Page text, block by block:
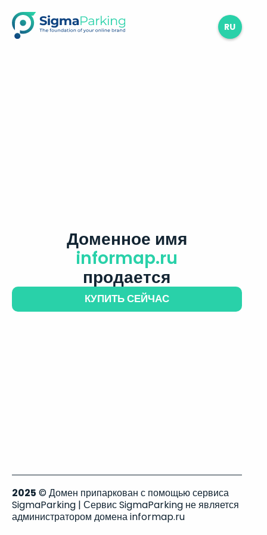
RU
Доменное имя
informap.ru
продается
КУПИТЬ СЕЙЧАС
2025 © Домен припаркован с помощью сервиса
SigmaParking | Сервис SigmaParking не является
администратором домена informap.ru